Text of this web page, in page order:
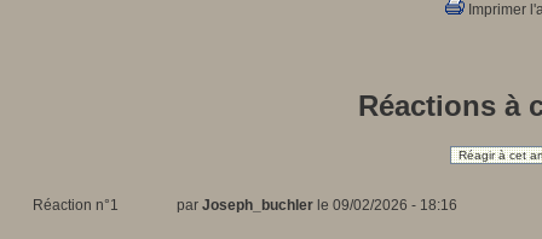
Imprimer
Réactions à
Réagir à cet
Réaction n°1 par Joseph_buchler le 09/02/2026 - 18:16